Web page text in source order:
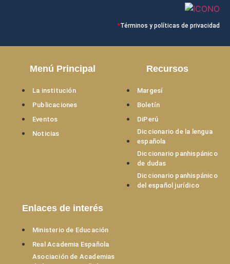
*Términos y políticas de privacidad
Menú Principal
La institución
Publicaciones
Eventos
Noticias
Recursos
Margesí
Boletín
DiPerú
Diccionario de la lengua
española
Diccionario panhispánico
de dudas
Diccionario panhispánico
del español jurídico
Enlaces de interés
Ministerio de Educación
Real Academia Española
Asociación de Academias